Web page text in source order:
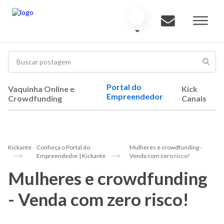
Vaquinha Online e
Crowdfunding
Portal do
Empreendedor
Kick
Canais
Kickante
Conheça o Portal do
Empreendedor | Kickante
Mulheres e crowdfunding -
Venda com zero risco!
Mulheres e crowdfunding
- Venda com zero risco!